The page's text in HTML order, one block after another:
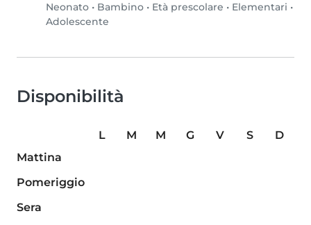
Neonato • Bambino • Età prescolare • Elementari •
Adolescente
Disponibilità
L M M G V S
D
Mattina
Pomeriggio
Sera